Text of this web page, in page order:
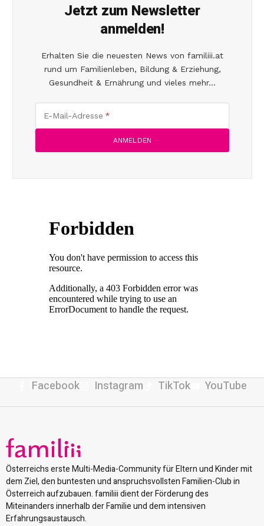
Jetzt zum Newsletter
anmelden!
Erhalten Sie die neuesten News von familiii.at
rund um Familienleben, Bildung & Erziehung,
Gesundheit & Ernährung und vieles mehr...
E-Mail-Adresse
Facebook Instagram TikTok YouTube
Österreichs erste Multi-Media-Community für Eltern und Kinder mit
dem Ziel, den buntesten und anspruchsvollsten Familien-Club in
Österreich aufzubauen. familiii dient der Förderung des
Miteinanders innerhalb der Familie und dem intensiven
Erfahrungsaustausch.